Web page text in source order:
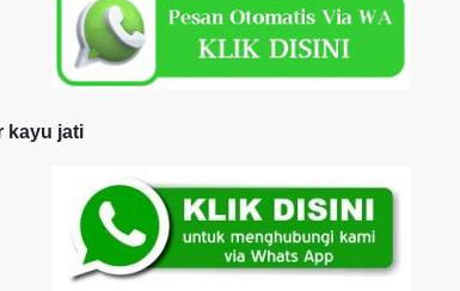
kayu jati